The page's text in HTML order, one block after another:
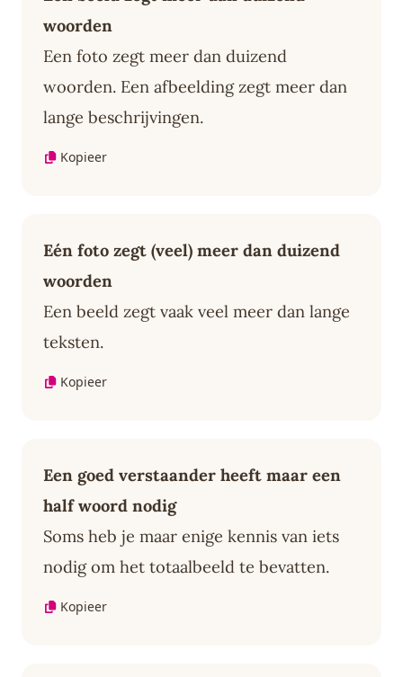
woorden
Een foto zegt meer dan duizend
woorden. Een afbeelding zegt meer dan
lange beschrijvingen.
Kopieer
Eén foto zegt (veel) meer dan duizend
woorden
Een beeld zegt vaak veel meer dan lange
teksten.
Kopieer
Een goed verstaander heeft maar een
half woord nodig
Soms heb je maar enige kennis van iets
nodig om het totaalbeeld te bevatten.
Kopieer